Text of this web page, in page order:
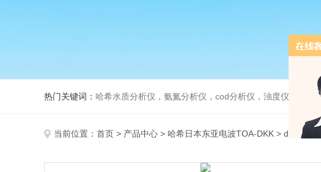
热门关键词： 哈希水质分析仪，氨氮分析仪，cod分析仪，浊度仪，bod分
当前位置： 首页 > 产品中心 > 哈希日本东亚电波TOA-DKK > dkk电极